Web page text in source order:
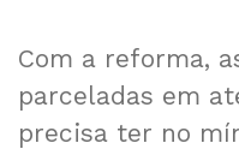
Com a reforma,
parceladas em
precisa ter no